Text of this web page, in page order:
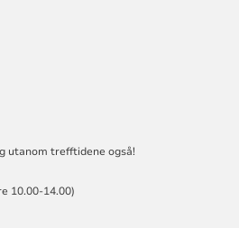
utanom trefftidene også!
10.00-14.00)